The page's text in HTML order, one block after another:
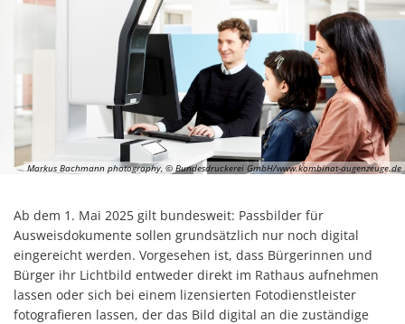
Markus Bachmann photography, © Bundesdruckerei GmbH/www.kombinat-augenzeuge.de
Ab dem 1. Mai 2025 gilt bundesweit: Passbilder für
Ausweisdokumente sollen grundsätzlich nur noch digital
eingereicht werden. Vorgesehen ist, dass Bürgerinnen und
Bürger ihr Lichtbild entweder direkt im Rathaus aufnehmen
lassen oder sich bei einem lizensierten Fotodienstleister
fotografieren lassen, der das Bild digital an die zuständige